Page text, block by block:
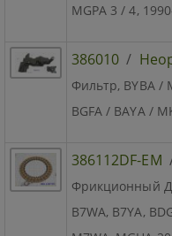
MGPA 3 / 4,
386010 /
Фильтр, BYBA /
BGFA / BAYA /
386112DF-EM
Фрикционный
B7WA, B7YA,